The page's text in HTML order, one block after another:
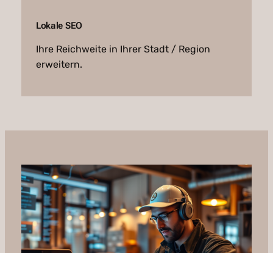
Lokale SEO
Ihre Reichweite in Ihrer Stadt / Region
erweitern.